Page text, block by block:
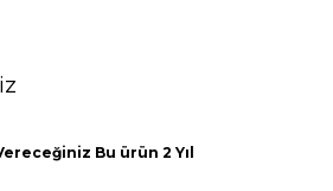
Bu ürün 2 Yıl